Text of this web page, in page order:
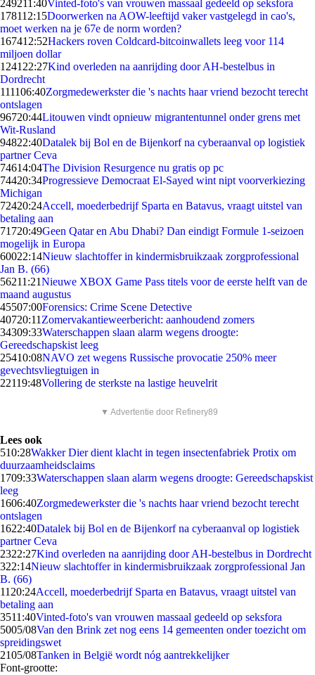
249211:40Vinted-foto's van vrouwen massaal gedeeld op seksfora
178112:15Doorwerken na AOW-leeftijd vaker vastgelegd in cao's,
moet werken na je 67e de norm worden?
167412:52Hackers roven Coldcard-bitcoinwallets leeg voor 114
miljoen dollar
1241 22:27Kind overleden na aanrijding door AH-bestelbus in
Dordrecht
111106:40Zorgmedewerkster die 's nachts haar vriend bezocht terecht
ontslagen
96720:44Litouwen vindt opnieuw migrantentunnel onder grens met
Wit-Rusland
94822:40Datalek bij Bol en de Bijenkorf na cyberaanval op logistiek
partner Ceva
74614:04The Division Resurgence nu gratis op pc
74420:34Progressieve Democraat El-Sayed wint nipt voorverkiezing
Michigan
72420:24Accell, moederbedrijf Sparta en Batavus, vraagt uitstel van
betaling aan
71720:49Geen Qatar en Abu Dhabi? Dan eindigt Formule 1-seizoen
mogelijk in Europa
60022:14Nieuw slachtoffer in kindermisbruikzaak zorgprofessional
Jan B. (66)
56211:21Nieuwe XBOX Game Pass titels voor de eerste helft van de
maand augustus
45507:00Forensics: Crime Scene Detective
40720:11 Zomervakantieweerbericht: aanhoudend zomers
34309:33Waterschappen slaan alarm wegens droogte:
Gereedschapskist leeg
25410:08NAVO zet wegens Russische provocatie 250% meer
gevechtsvliegtuigen in
22119:48Vollering de sterkste na lastige heuvelrit
▼ Advertentie door Refinery89
Lees ook
510:28Wakker Dier dient klacht in tegen insectenfabriek Protix om
duurzaamheidsclaims
1709:33Waterschappen slaan alarm wegens droogte: Gereedschapskist
leeg
1606:40Zorgmedewerkster die 's nachts haar vriend bezocht terecht
ontslagen
1622:40Datalek bij Bol en de Bijenkorf na cyberaanval op logistiek
partner Ceva
2322:27Kind overleden na aanrijding door AH-bestelbus in Dordrecht
322:14Nieuw slachtoffer in kindermisbruikzaak zorgprofessional Jan
B. (66)
11 20:24Accell, moederbedrijf Sparta en Batavus, vraagt uitstel van
betaling aan
3511:40Vinted-foto's van vrouwen massaal gedeeld op seksfora
5005/08Van den Brink zet nog eens 14 gemeenten onder toezicht om
spreidingswet
2105/08Tanken in België wordt nóg aantrekkelijker
Font-grootte: